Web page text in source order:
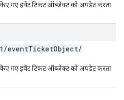
गए इवेंट टिकट ऑब्जेक्ट को अपडेट करता
/eventTicketObject/
गए इवेंट टिकट ऑब्जेक्ट को अपडेट करता